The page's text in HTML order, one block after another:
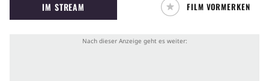
tiefenpsychologischem Ansatz.
IM STREAM FILM VORMERKEN